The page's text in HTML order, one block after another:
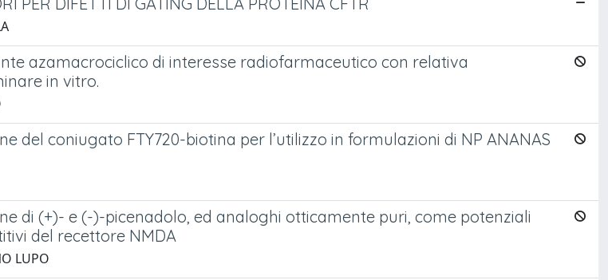
azamacrociclico di interesse radiofarmaceutico con relativa
in vitro.
del coniugato FTY720-biotina per l’utilizzo in formulazioni di NP ANANAS
di (+)- e (-)-picenadolo, ed analoghi otticamente puri, come potenziali
del recettore NMDA
LUPO